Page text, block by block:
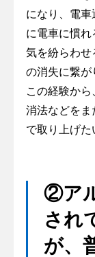
になり、電
に電車に慣れ
気を紛らわ
の消失に繋が
この経験か
消法などをま
で取り上げた
②ア
され
が、